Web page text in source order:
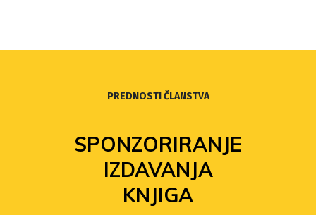
PREDNOSTI ČLANSTVA
SPONZORIRANJE
IZDAVANJA
KNJIGA